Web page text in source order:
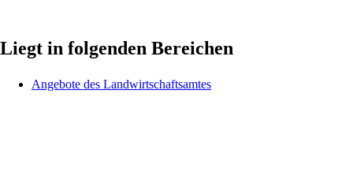
Liegt in folgenden Bereichen
Angebote des Landwirtschaftsamtes